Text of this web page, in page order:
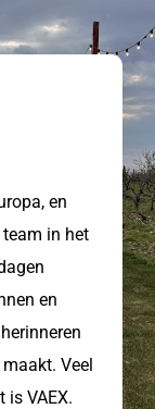
en
in het
en
Veel
is VAEX.